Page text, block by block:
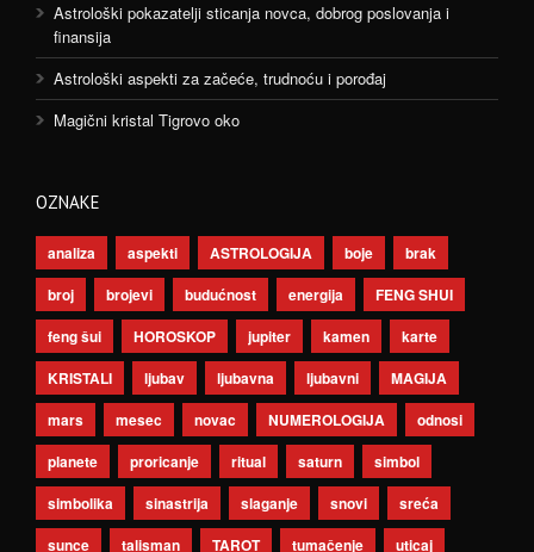
Astrološki pokazatelji sticanja novca, dobrog poslovanja i
finansija
Astrološki aspekti za začeće, trudnoću i porođaj
Magični kristal Tigrovo oko
OZNAKE
analiza aspekti ASTROLOGIJA boje
brak
broj
brojevi budućnost energija
FENG SHUI
feng šui
HOROSKOP jupiter kamen
karte
KRISTALI
ljubav ljubavna ljubavni
MAGIJA
mars
mesec novac NUMEROLOGIJA
odnosi
planete
proricanje ritual saturn
simbol
simbolika
sinastrija slaganje snovi
sreća
sunce
talisman TAROT tumačenje uticaj